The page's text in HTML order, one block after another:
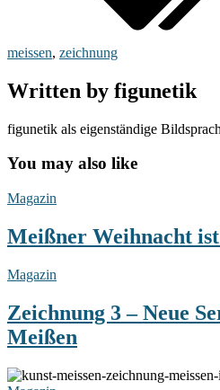
meissen, zeichnung
Written by figunetik
figunetik als eigenständige
You may also like
Meißner
ist
Tradition
Magazin
Meißner Weihnacht
Zeichnung
–
Neue
Serie
Kunst
in
Magazin
Zeichnung 3 – Neue
Meißen
Gesicht